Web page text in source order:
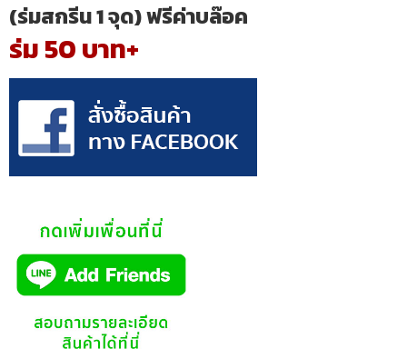
(ร่มสกรีน 1 จุด) ฟรีค่าบล๊อค
ร่ม 50 บาท+